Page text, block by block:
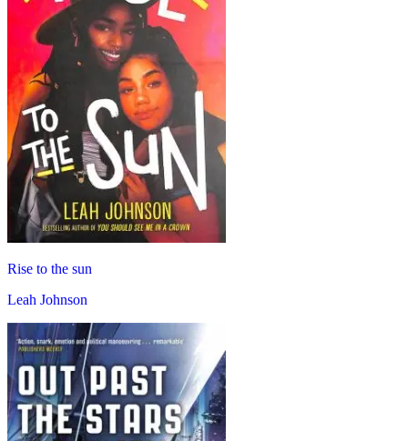
Rise to the sun
Leah Johnson